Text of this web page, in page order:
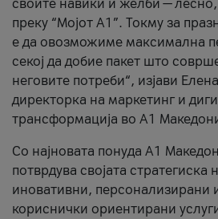
своите навики и желби —
преку “Мојот А1”. Токму за
е да овозможиме максимална
секој да добие пакет што
неговите потреби“, изјави
директорка на маркетинг и
трансформација во А1
Со најновата понуда А1
потврдува својата
иновативни, персонализирани
кориснички ориентирани